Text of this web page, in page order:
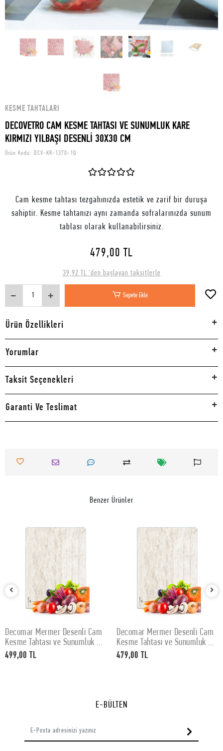
KESME TAHTALARI
DECOVETRO CAM KESME TAHTASI VE SUNUMLUK KARE
KIRMIZI YILBAŞI DESENLİ 30X30 CM
Ürün Kodu: DCV-KR-1370-1Q
Cam kesme tahtası tezgahınızda estetik ve zarif bir duruşa
sahiptir. Kesme tahtanızı aynı zamanda sofralarınızda sunum
tablası olarak kullanabilirsiniz.
479,00 TL
39,92 TL 'den başlayan taksitlerle
Sepete Ekle
Ürün Özellikleri
Yorumlar
Taksit Seçenekleri
Garanti Ve Teslimat
Benzer Ürünler
SEPETE EKLE
Decomar Mermer Desenli Cam
Kesme Tahtası ve Sunumluk 30
x 40 cm
499,00 TL
SEPETE EKLE
Decomar Mermer Desenli Cam
Kesme Tahtası ve Sunumluk 25
x 35 cm
479,00 TL
E-BÜLTEN